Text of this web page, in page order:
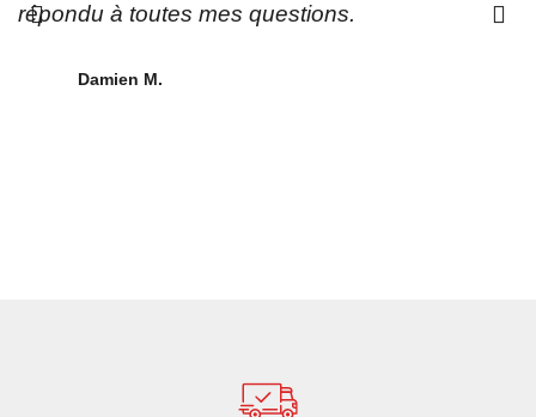
répondu à toutes mes questions.
Damien M.